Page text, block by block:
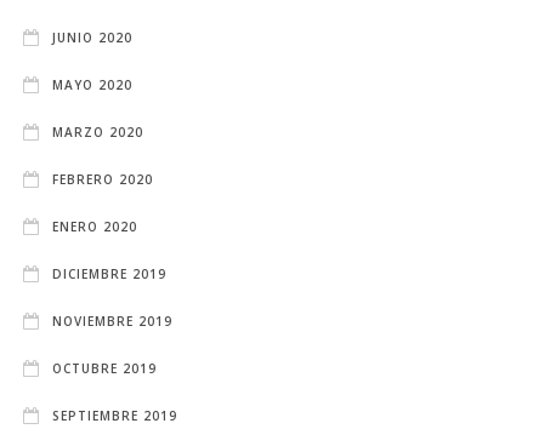
JUNIO 2020
MAYO 2020
MARZO 2020
FEBRERO 2020
ENERO 2020
DICIEMBRE 2019
NOVIEMBRE 2019
OCTUBRE 2019
SEPTIEMBRE 2019